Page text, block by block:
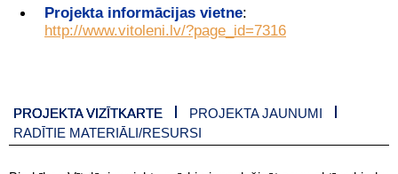
Projekta informācijas vietne:
http://www.vitoleni.lv/?page_id=7316
PROJEKTA VIZĪTKARTE
PROJEKTA JAUNUMI
RADĪTIE MATERIĀLI/RESURSI